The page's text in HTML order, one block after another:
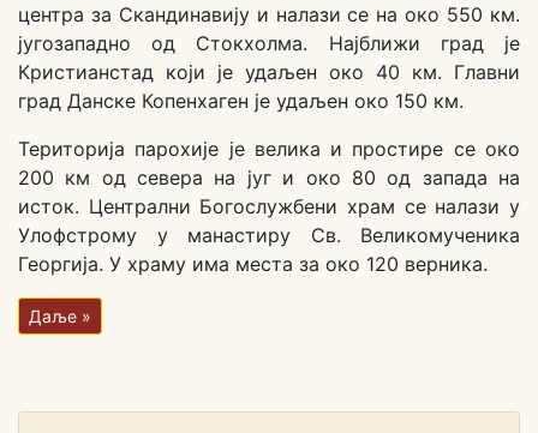
центра за Скандинавију и налази се на око 550 км.
југозападно од Стокхолма. Најближи град је
Кристианстад који је удаљен око 40 км. Главни
град Данске Копенхаген је удаљен око 150 км.
Територија парохије је велика и простире се око
200 км од севера на југ и око 80 од запада на
исток. Централни Богослужбени храм се налази у
Улофстрому у манастиру Св. Великомученика
Георгија. У храму има места за око 120 верника.
Даље »